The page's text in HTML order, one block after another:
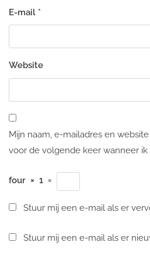
E-mail *
Website
Mijn naam, e-mailadres en
voor de volgende keer wanneer ik
four × 1 =
Stuur mij een e-mail als er
Stuur mij een e-mail als er